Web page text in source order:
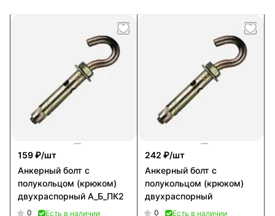
159 ₽/шт
Анкерный болт с
полукольцом (крюком)
двухраспорный А_Б_ПК2
0
Есть в наличии
242 ₽/шт
Анкерный болт с
полукольцом (крюком)
двухраспорный
0
Есть в наличии